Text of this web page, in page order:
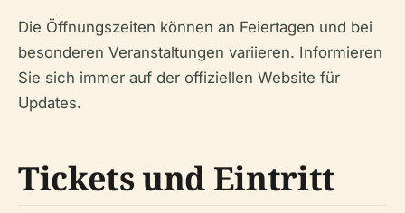
Die Öffnungszeiten können an Feiertagen und bei
besonderen Veranstaltungen variieren. Informieren
Sie sich immer auf der offiziellen Website für
Updates.
Tickets und Eintritt